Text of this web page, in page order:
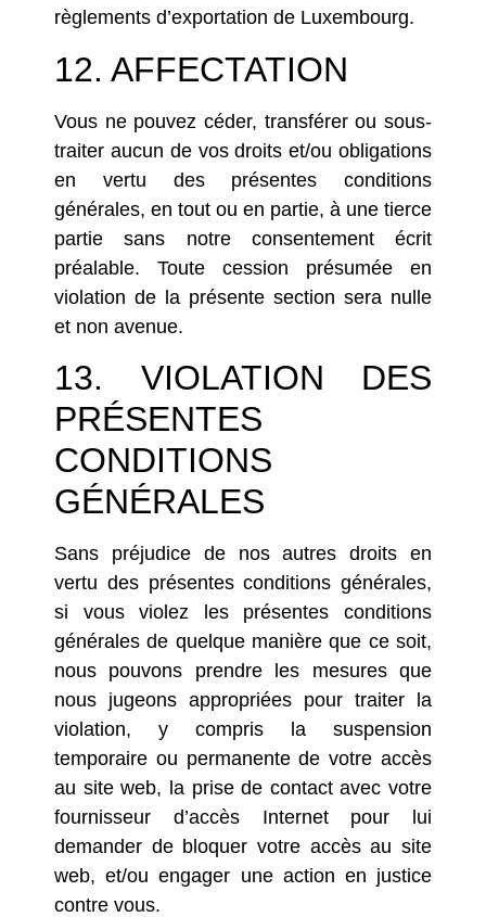
règlements d’exportation de Luxembourg.
12. AFFECTATION
Vous ne pouvez céder, transférer ou sous-
traiter aucun de vos droits et/ou obligations
en vertu des présentes conditions
générales, en tout ou en partie, à une tierce
partie sans notre consentement écrit
préalable. Toute cession présumée en
violation de la présente section sera nulle
et non avenue.
13. VIOLATION DES
PRÉSENTES
CONDITIONS
GÉNÉRALES
Sans préjudice de nos autres droits en
vertu des présentes conditions générales,
si vous violez les présentes conditions
générales de quelque manière que ce soit,
nous pouvons prendre les mesures que
nous jugeons appropriées pour traiter la
violation, y compris la suspension
temporaire ou permanente de votre accès
au site web, la prise de contact avec votre
fournisseur d’accès Internet pour lui
demander de bloquer votre accès au site
web, et/ou engager une action en justice
contre vous.